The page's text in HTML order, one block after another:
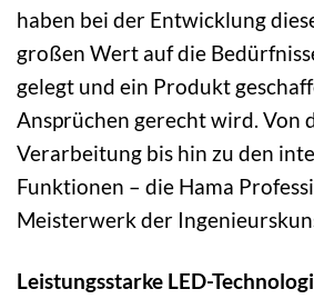
haben bei der Entwicklung
großen Wert auf die
gelegt und ein Produkt
Ansprüchen gerecht wird. Von
Verarbeitung bis hin zu den
Funktionen – die Hama
Meisterwerk der
Leistungsstarke LED-